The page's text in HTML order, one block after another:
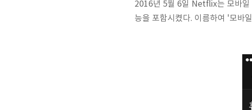
2016년 5월 6일 Netflix는 모바일
능을 포함시켰다. 이름하여 '모바